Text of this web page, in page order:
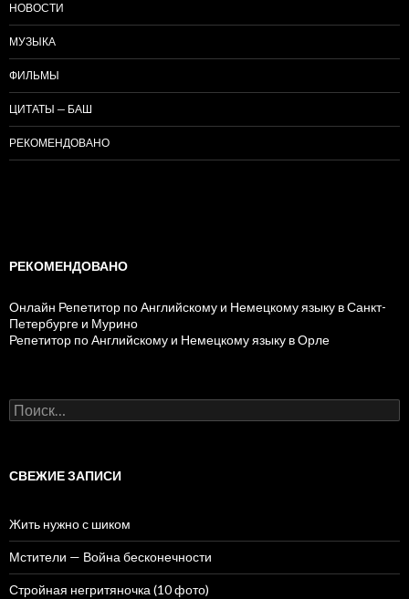
НОВОСТИ
МУЗЫКА
ФИЛЬМЫ
ЦИТАТЫ — БАШ
РЕКОМЕНДОВАНО
РЕКОМЕНДОВАНО
Онлайн Репетитор по Английскому и Немецкому языку в Санкт-
Петербурге и Мурино
Репетитор по Английскому и Немецкому языку в Орле
Н
а
и
СВЕЖИЕ ЗАПИСИ
Жить нужно с шиком
Мстители — Война бесконечности
Стройная негритяночка (10 фото)